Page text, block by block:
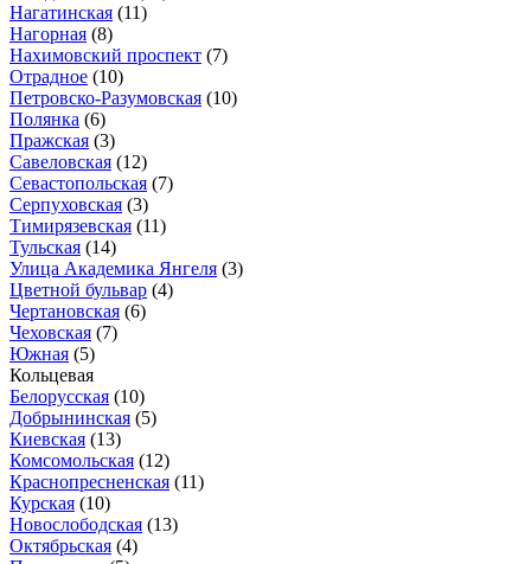
Нагатинская (11)
Нагорная (8)
Нахимовский проспект (7)
Отрадное (10)
Петровско-Разумовская (10)
Полянка (6)
Пражская (3)
Савеловская (12)
Севастопольская (7)
Серпуховская (3)
Тимирязевская (11)
Тульская (14)
Улица Академика Янгеля (3)
Цветной бульвар (4)
Чертановская (6)
Чеховская (7)
Южная (5)
Кольцевая
Белорусская (10)
Добрынинская (5)
Киевская (13)
Комсомольская (12)
Краснопресненская (11)
Курская (10)
Новослободская (13)
Октябрьская (4)